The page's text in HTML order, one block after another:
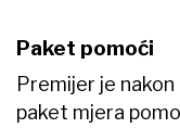
Paket pomoći
Premijer je
paket mjera